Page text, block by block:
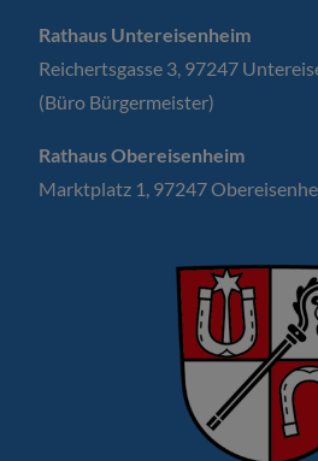
Rathaus Untereisenheim
Reichertsgasse 3, 97247
(Büro Bürgermeister)
Rathaus Obereisenheim
Marktplatz 1, 97247